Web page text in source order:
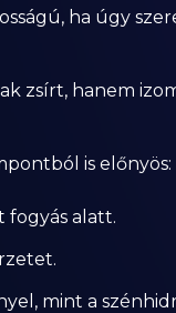
ha úgy
zsírt, hanem
is előnyös:
fogyás alatt.
mint a